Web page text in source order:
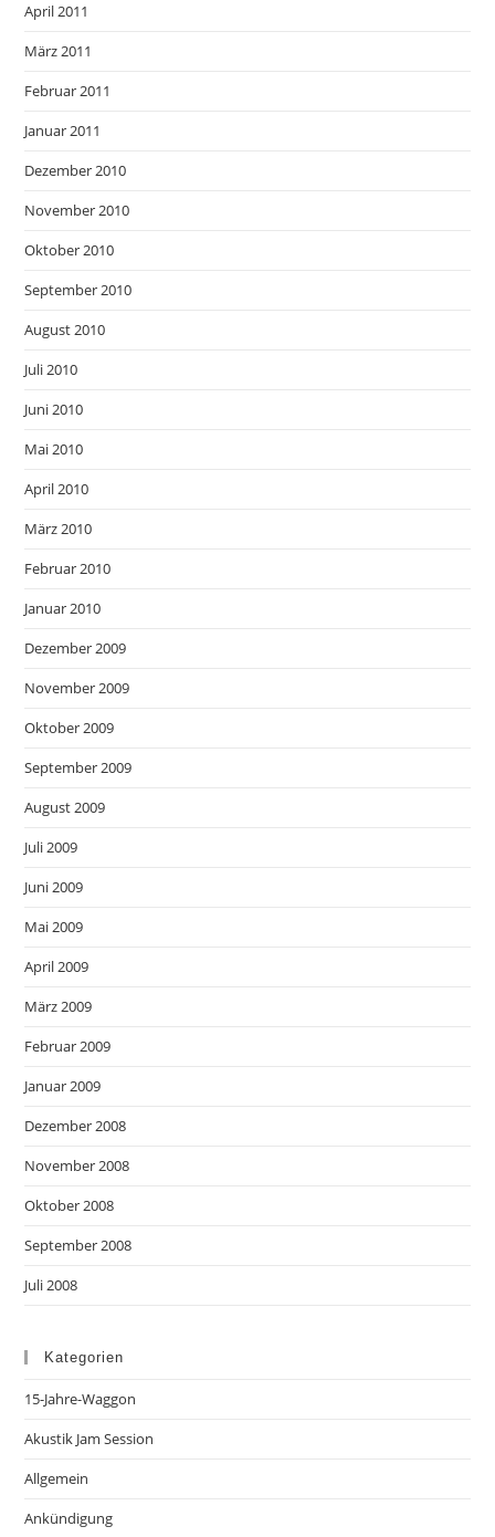
April 2011
März 2011
Februar 2011
Januar 2011
Dezember 2010
November 2010
Oktober 2010
September 2010
August 2010
Juli 2010
Juni 2010
Mai 2010
April 2010
März 2010
Februar 2010
Januar 2010
Dezember 2009
November 2009
Oktober 2009
September 2009
August 2009
Juli 2009
Juni 2009
Mai 2009
April 2009
März 2009
Februar 2009
Januar 2009
Dezember 2008
November 2008
Oktober 2008
September 2008
Juli 2008
Kategorien
15-Jahre-Waggon
Akustik Jam Session
Allgemein
Ankündigung